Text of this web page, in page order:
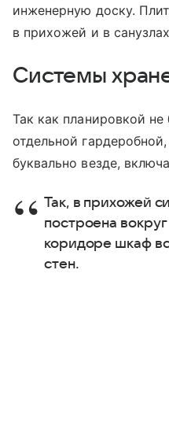
инженерную доску.
в прихожей и в
Системы
Так как планировкой
отдельной
буквально везде,
Так, в прихожей
построена
коридоре шкаф
стен.